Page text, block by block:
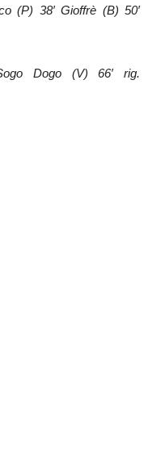
(P) 38′ Gioffrè (B) 50′
Dogo (V) 66′ rig.